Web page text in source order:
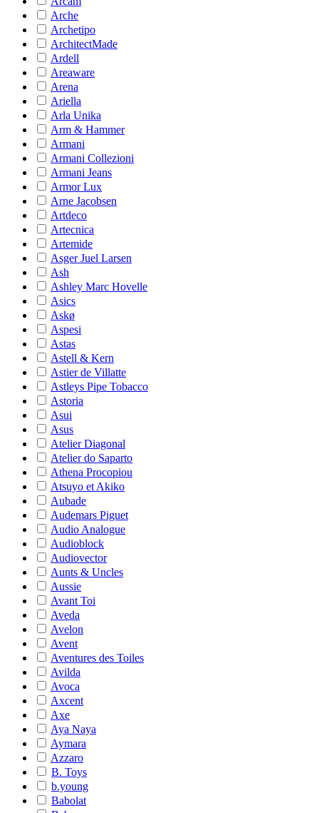
Arche
Archetipo
ArchitectMade
Ardell
Areaware
Arena
Ariella
Arla Unika
Arm & Hammer
Armani
Armani Collezioni
Armani Jeans
Armor Lux
Arne Jacobsen
Artdeco
Artecnica
Artemide
Asger Juel Larsen
Ash
Ashley Marc Hovelle
Asics
Askø
Aspesi
Astas
Astell & Kern
Astier de Villatte
Astleys Pipe Tobacco
Astoria
Asui
Asus
Atelier Diagonal
Atelier do Saparto
Athena Procopiou
Atsuyo et Akiko
Aubade
Audemars Piguet
Audio Analogue
Audioblock
Audiovector
Aunts & Uncles
Aussie
Avant Toi
Aveda
Avelon
Avent
Aventures des Toiles
Avilda
Avoca
Axcent
Axe
Aya Naya
Aymara
Azzaro
B. Toys
b.young
Babolat